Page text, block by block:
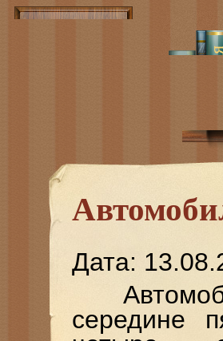
Дата:
середине